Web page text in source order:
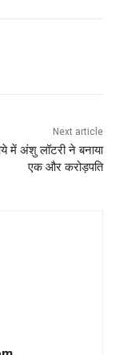
Next article
में अंशु लॉटरी ने बनाया
एक और करोड़पति